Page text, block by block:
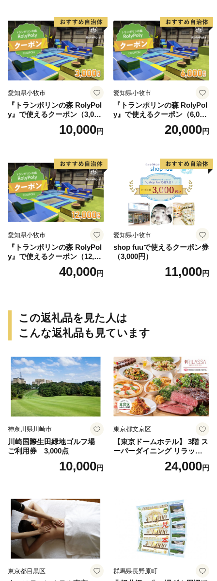
愛知県小牧市
『トランポリンの森 RolyPol
y』で使えるクーポン（3,000
10,000円
愛知県小牧市
『トランポリンの森 RolyPol
y』で使えるクーポン（6,000
20,000円
愛知県小牧市
『トランポリンの森 RolyPol
y』で使えるクーポン（12,00
40,000円
愛知県小牧市
shop fuuで使えるクーポン券
（3,000円）
11,000円
この返礼品を見た人は
こんな返礼品も見ています
神奈川県川崎市
川崎国際生田緑地ゴルフ場
ご利用券 3,000点
10,000円
東京都文京区
【東京ドームホテル】 3階 ス
ーパーダイニング リラッサ
ランチブッフェ お食事券 大
人1名様分 関東 東京 ご利用
24,000円
東京都目黒区 群馬県長野原町